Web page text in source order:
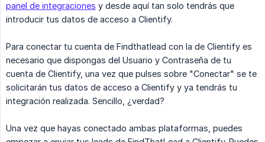
panel de integraciones y desde aquí tan solo tendrás que
introducir tus datos de acceso a Clientify.
Para conectar tu cuenta de Findthatlead con la de Clientify es
necesario que dispongas del Usuario y Contraseña de tu
cuenta de Clientify, una vez que pulses sobre "Conectar" se te
solicitarán tus datos de acceso a Clientify y ya tendrás tu
integración realizada. Sencillo, ¿verdad?
Una vez que hayas conectado ambas plataformas, puedes